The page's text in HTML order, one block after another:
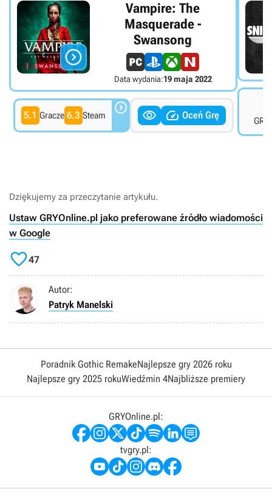

Vampire: The
Masquerade -
Swansong
Data wydania:19 maja 2022
5.1 Gracze 6.3 Steam    Oceń Grę
Dziękujemy za przeczytanie artykułu.
Ustaw GRYOnline.pl jako preferowane źródło wiadomości
w Google
47
Autor:
Patryk Manelski
Poradnik Gothic RemakeNajlepsze gry 2026 roku
Najlepsze gry 2025 rokuWiedźmin 4Najbliższe premiery
GRYOnline.pl:
tvgry.pl: